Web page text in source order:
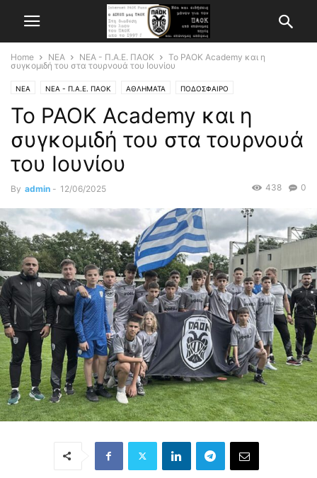
Home ΝΕΑ ΝΕΑ - Π.Α.Ε. ΠΑΟΚ
Το PAOK Academy και η
συγκομιδή του στα τουρνουά του Ιουνίου
ΝΕΑ ΝΕΑ - Π.Α.Ε. ΠΑΟΚ ΑΘΛΗΜΑΤΑ ΠΟΔΟΣΦΑΙΡΟ
Το PAOK Academy και η
συγκομιδή του στα τουρνουά
του Ιουνίου
By admin - 12/06/2025 0
438